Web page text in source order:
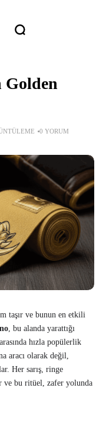
Golden
0 YORUM
taşır ve bunun en etkili
, bu alanda yarattığı
hızla popülerlik
aracı olarak değil,
Her sarış, ringe
ve bu ritüel, zafer yolunda